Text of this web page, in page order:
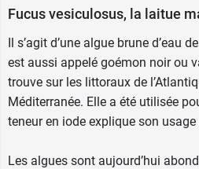
Fucus vesiculosus, la laitue
Il s’agit d’une algue brune d’eau
est aussi appelé goémon noir ou
trouve sur les littoraux de
Méditerranée. Elle a été utilisée
teneur en iode explique son
Les algues sont aujourd’hui